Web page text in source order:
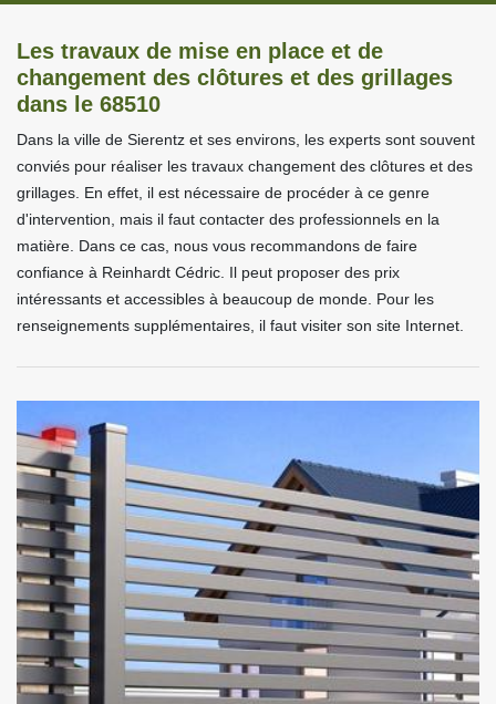
Les travaux de mise en place et de
changement des clôtures et des grillages
dans le 68510
Dans la ville de Sierentz et ses environs, les experts sont souvent
conviés pour réaliser les travaux changement des clôtures et des
grillages. En effet, il est nécessaire de procéder à ce genre
d'intervention, mais il faut contacter des professionnels en la
matière. Dans ce cas, nous vous recommandons de faire
confiance à Reinhardt Cédric. Il peut proposer des prix
intéressants et accessibles à beaucoup de monde. Pour les
renseignements supplémentaires, il faut visiter son site Internet.